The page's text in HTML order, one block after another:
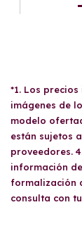
*1. Los
imágenes de
modelo
están sujetos
proveedores.
información
formalización
consulta con